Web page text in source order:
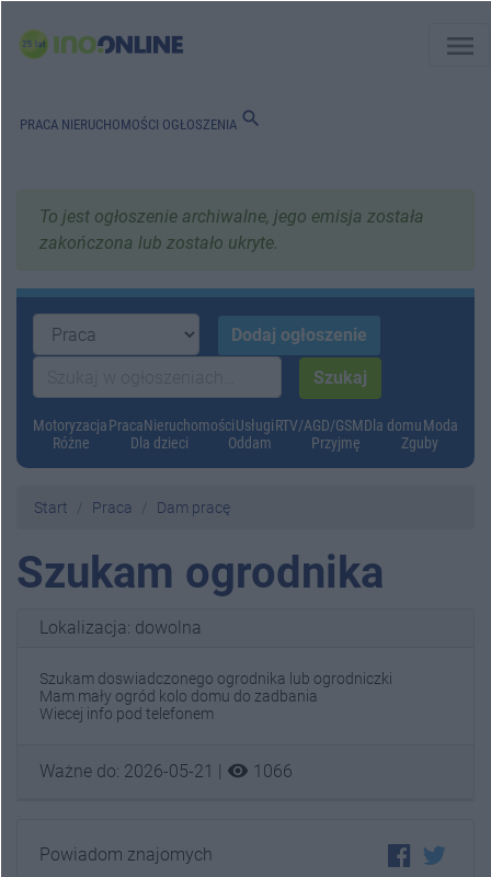
menu
PRACA NIERUCHOMOŚCI OGŁOSZENIA search
To jest ogłoszenie archiwalne, jego emisja została
zakończona lub zostało ukryte.
MotoryzacjaPracaNieruchomościUsługiRTV/AGD/GSMDla domuModa
Różne
Dla dzieci Oddam Przyjmę Zguby
Start Praca Dam pracę
Szukam ogrodnika
Lokalizacja: dowolna
Szukam doswiadczonego ogrodnika lub ogrodniczki
Mam mały ogród kolo domu do zadbania
Wiecej info pod telefonem
Ważne do: 2026-05-21 | visibility 1066
Powiadom znajomych